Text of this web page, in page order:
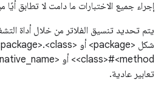
إجراء جميع الاختبارات ما دامت لا تطابق أيًا
يتم تحديد تنسيق الفلاتر من خلال أداة
تعابير عادية.